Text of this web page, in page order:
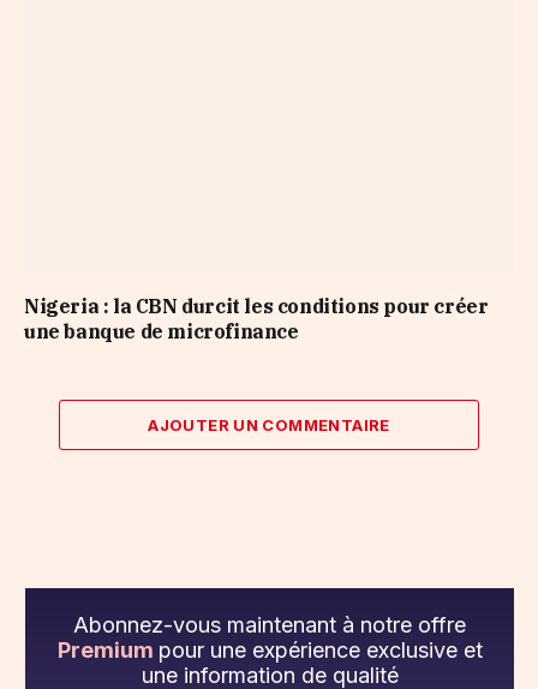
Nigeria : la CBN durcit les conditions pour créer
une banque de microfinance
AJOUTER UN COMMENTAIRE
Abonnez-vous maintenant à notre offre
Premium pour une expérience exclusive et
une information de qualité